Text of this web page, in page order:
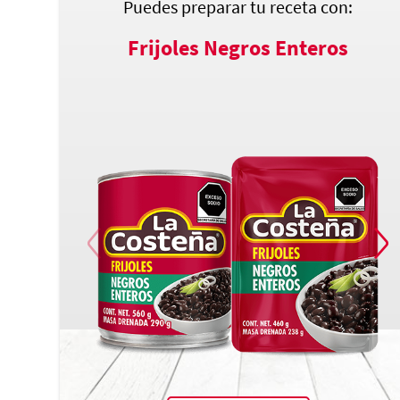
Puedes preparar tu receta con:
Frijoles Negros Enteros